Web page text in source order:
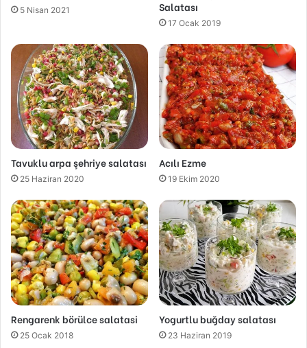
5 Nisan 2021
Salatası
17 Ocak 2019
Tavuklu arpa şehriye salatası
25 Haziran 2020
Acılı Ezme
19 Ekim 2020
Rengarenk börülce salatasi
25 Ocak 2018
Yogurtlu buğday salatası
23 Haziran 2019